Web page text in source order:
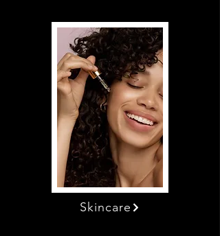
Skincare